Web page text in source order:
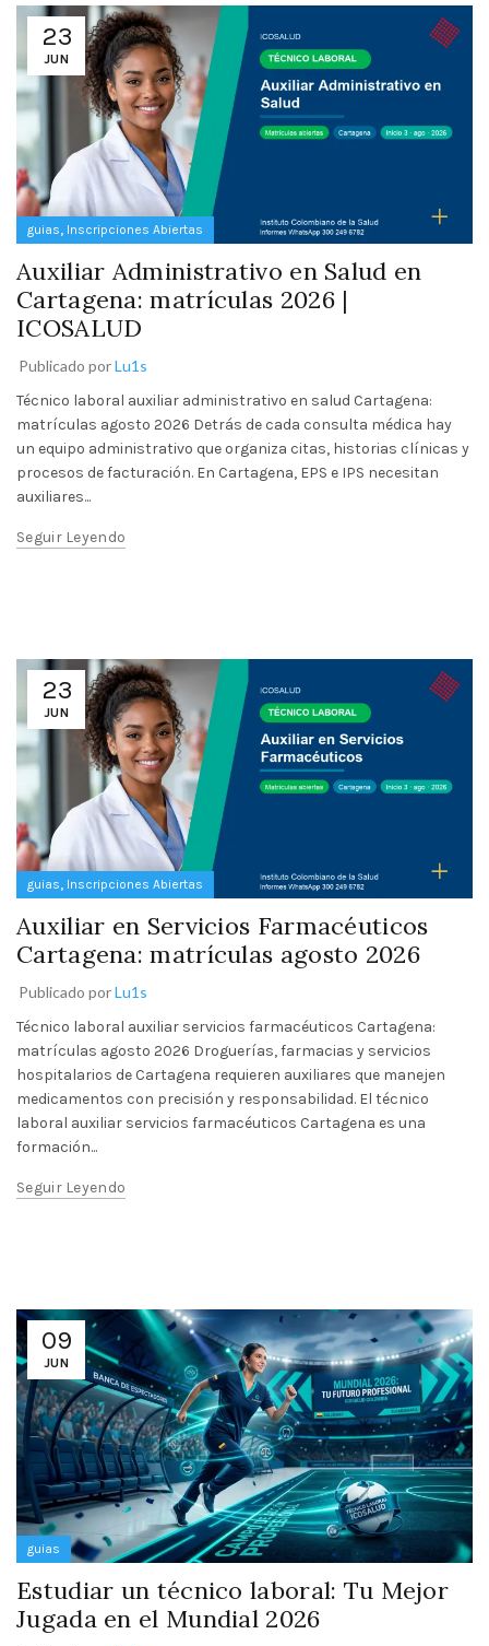
23
JUN
guias, Inscripciones Abiertas
Auxiliar Administrativo en Salud en
Cartagena: matrículas 2026 |
ICOSALUD
Publicado porLu1s
Técnico laboral auxiliar administrativo en salud Cartagena:
matrículas agosto 2026 Detrás de cada consulta médica hay
un equipo administrativo que organiza citas, historias clínicas y
procesos de facturación. En Cartagena, EPS e IPS necesitan
auxiliares...
Seguir Leyendo
23
JUN
guias, Inscripciones Abiertas
Auxiliar en Servicios Farmacéuticos
Cartagena: matrículas agosto 2026
Publicado porLu1s
Técnico laboral auxiliar servicios farmacéuticos Cartagena:
matrículas agosto 2026 Droguerías, farmacias y servicios
hospitalarios de Cartagena requieren auxiliares que manejen
medicamentos con precisión y responsabilidad. El técnico
laboral auxiliar servicios farmacéuticos Cartagena es una
formación...
Seguir Leyendo
09
JUN
guias
Estudiar un técnico laboral: Tu Mejor
Jugada en el Mundial 2026